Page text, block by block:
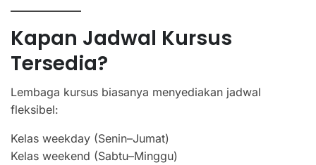
Kapan Jadwal Kursus
Tersedia?
Lembaga kursus biasanya menyediakan jadwal
fleksibel:
Kelas weekday (Senin–Jumat)
Kelas weekend (Sabtu–Minggu)